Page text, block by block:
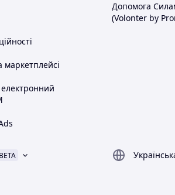
Допомога
(Volonter by
BETA